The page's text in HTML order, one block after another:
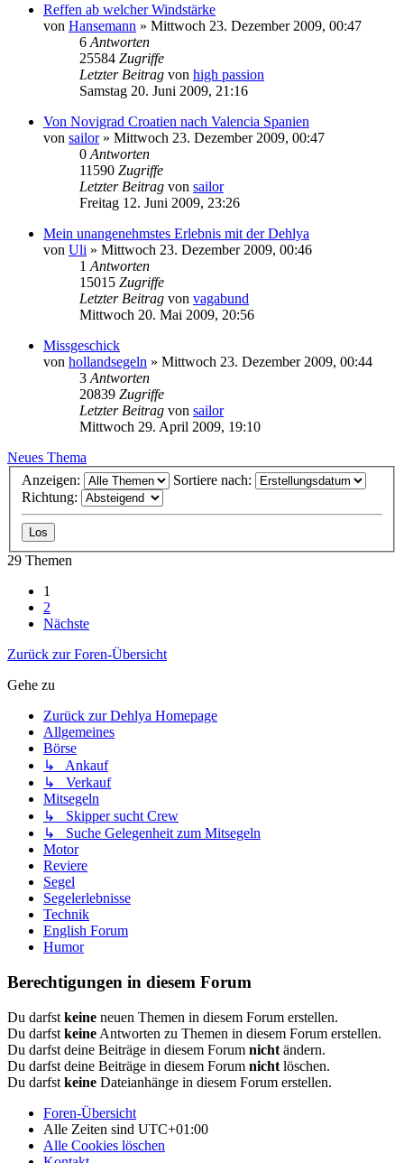
Reffen ab welcher Windstärke
von Hansemann » Mittwoch 23. Dezember 2009, 00:47
6 Antworten
25584 Zugriffe
Letzter Beitrag von high passion
Samstag 20. Juni 2009, 21:16
Von Novigrad Croatien nach Valencia Spanien
von sailor» Mittwoch 23. Dezember 2009, 00:47
0 Antworten
11590 Zugriffe
Letzter Beitrag von sailor
Freitag 12. Juni 2009, 23:26
Mein unangenehmstes Erlebnis mit der Dehlya
von Uli » Mittwoch 23. Dezember 2009, 00:46
1 Antworten
15015 Zugriffe
Letzter Beitrag von vagabund
Mittwoch 20. Mai 2009, 20:56
Missgeschick
von hollandsegeln » Mittwoch 23. Dezember 2009, 00:44
3 Antworten
20839 Zugriffe
Letzter Beitrag von sailor
Mittwoch 29. April 2009, 19:10
Neues Thema
Anzeigen:
Sortiere nach:
Richtung:
29 Themen
1
2
Nächste
Zurück zur Foren-Übersicht
Gehe zu
Zurück zur Dehlya Homepage
Allgemeines
Börse
↳ Ankauf
↳ Verkauf
Mitsegeln
↳ Skipper sucht Crew
↳ Suche Gelegenheit zum Mitsegeln
Motor
Reviere
Segel
Segelerlebnisse
Technik
English Forum
Humor
Berechtigungen in diesem Forum
Du darfst keine neuen Themen in diesem Forum erstellen.
Du darfst keine Antworten zu Themen in diesem Forum erstellen.
Du darfst deine Beiträge in diesem Forum nicht ändern.
Du darfst deine Beiträge in diesem Forum nicht löschen.
Du darfst keine Dateianhänge in diesem Forum erstellen.
Foren-Übersicht
Alle Zeiten sind UTC+01:00
Alle Cookies löschen